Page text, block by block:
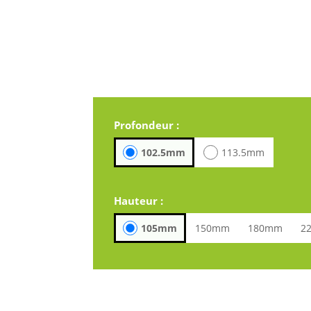
Profondeur :
102.5mm 113.5mm
Hauteur :
105mm 150mm 180mm